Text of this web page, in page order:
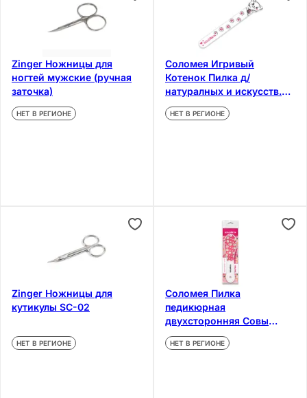
Zinger Ножницы для
ногтей мужские (ручная
заточка)
НЕТ В РЕГИОНЕ
Соломея Игривый
Котенок Пилка д/
натуралных и искусств.
ногтей
НЕТ В РЕГИОНЕ
Zinger Ножницы для
кутикулы SC-02
НЕТ В РЕГИОНЕ
Соломея Пилка
педикюрная
двухсторонняя Совы
100/180
НЕТ В РЕГИОНЕ